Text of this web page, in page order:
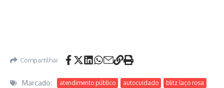
Compartilhar
Marcado: atendimento público autocuidado
blitz laço rosa